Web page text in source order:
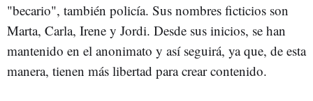
"becario", también policía. Sus nombres ficticios son
Marta, Carla, Irene y Jordi. Desde sus inicios, se han
mantenido en el anonimato y así seguirá, ya que, de esta
manera, tienen más libertad para crear contenido.